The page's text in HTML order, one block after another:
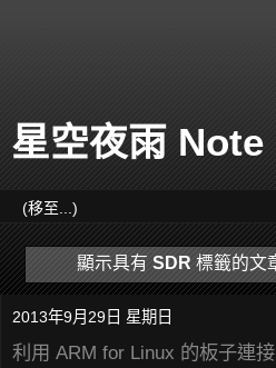
星空夜雨 Note
顯示具有SDR 標籤的文
2013年9月29日 星期日
利用 ARM for Linux 的板子連接